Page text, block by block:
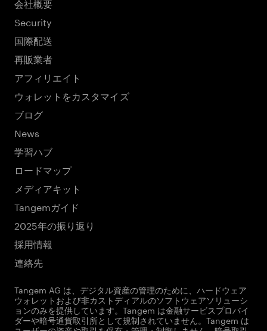
Security
国際配送
再販業者
アフィリエイト
ウォレットをカスタマイズ
ブログ
News
学習ハブ
ロードマップ
メディアキット
Tangemガイド
2025年の振り返り
採用情報
連絡先
Tangem AG は、デジタル資産の管理のために、ハードウェア
ウォレットおよび非カストディアルのソフトウェアソリューシ
ョンのみを提供しています。Tangem は金融サービスプロバイ
ダーや暗号通貨取引所として規制されていません。Tangem は